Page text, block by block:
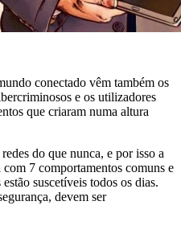
conectado vêm também os
e os utilizadores
que criaram numa altura
do que nunca, e por isso a
7 comportamentos comuns e
suscetíveis todos os dias.
devem ser